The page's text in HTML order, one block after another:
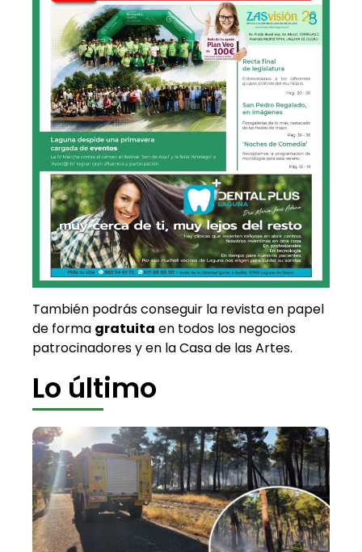
También podrás conseguir la revista en papel
de forma gratuita en todos los negocios
patrocinadores y en la Casa de las Artes.
Lo último